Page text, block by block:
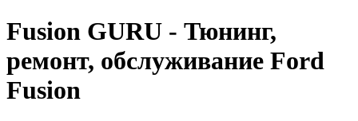
Fusion GURU - Тюнинг,
ремонт, обслуживание Ford
Fusion